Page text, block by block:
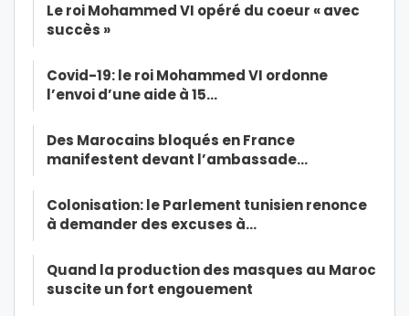
Le roi Mohammed VI opéré du coeur « avec
succès »
Covid-19: le roi Mohammed VI ordonne
l’envoi d’une aide à 15…
Des Marocains bloqués en France
manifestent devant l’ambassade…
Colonisation: le Parlement tunisien renonce
à demander des excuses à…
Quand la production des masques au Maroc
suscite un fort engouement